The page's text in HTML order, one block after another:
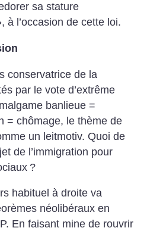
sa stature
à l’occasion de cette loi.
conservatrice de la
par le vote d’extrême
banlieue =
= chômage, le thème de
un leitmotiv. Quoi de
de l’immigration pour
?
habituel à droite va
néolibéraux en
En faisant mine de rouvrir